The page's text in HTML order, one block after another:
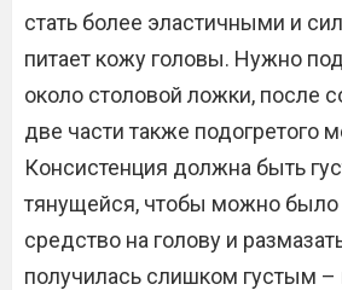
стать более эластичными и
питает кожу головы. Нужно
около столовой ложки, после
две части также подогретого
Консистенция должна быть
тянущейся, чтобы можно было
средство на голову и
получилась слишком густым